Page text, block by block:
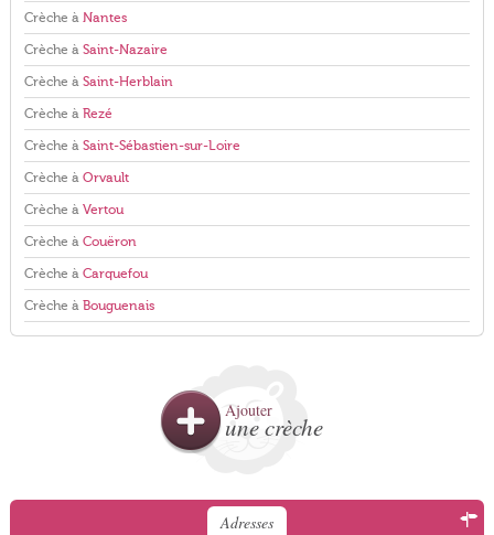
Crèche à Nantes
Crèche à Saint-Nazaire
Crèche à Saint-Herblain
Crèche à Rezé
Crèche à Saint-Sébastien-sur-Loire
Crèche à Orvault
Crèche à Vertou
Crèche à Couëron
Crèche à Carquefou
Crèche à Bouguenais
Ajouter
une crèche
Adresses